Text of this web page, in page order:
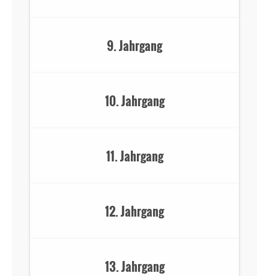
9. Jahrgang
10. Jahrgang
11. Jahrgang
12. Jahrgang
13. Jahrgang